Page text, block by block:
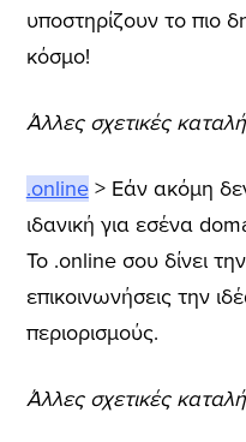
υποστηρίζουν το πιο
κόσμο!
Άλλες σχετικές
.online> Εάν ακόμη δεν
ιδανική για εσένα
Το .online σου δίνει
επικοινωνήσεις την
περιορισμούς.
Άλλες σχετικές